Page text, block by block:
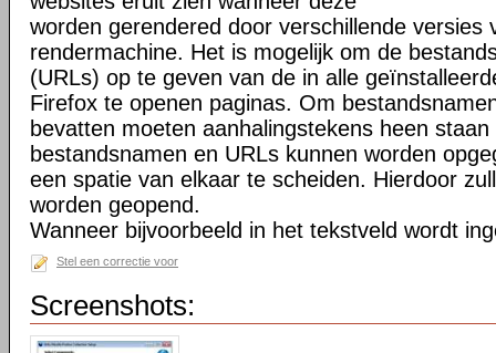
worden gerendered door verschillende versies
rendermachine. Het is mogelijk om de
(URLs) op te geven van de in alle
Firefox te openen paginas. Om
bevatten moeten aanhalingstekens heen
bestandsnamen en URLs kunnen worden
een spatie van elkaar te scheiden. Hierdoor
worden geopend.
Wanneer bijvoorbeeld in het tekstveld wordt
Stel een correctie voor
Screenshots: